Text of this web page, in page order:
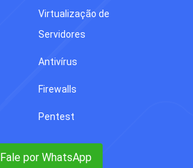
Virtualização de
Servidores
Antivírus
Firewalls
Pentest
Fale por WhatsApp